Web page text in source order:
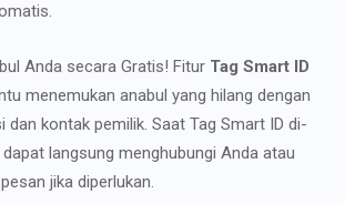
Anda secara Gratis! Fitur Tag Smart ID
menemukan anabul yang hilang dengan
dan kontak pemilik. Saat Tag Smart ID di-
langsung menghubungi Anda atau
jika diperlukan.